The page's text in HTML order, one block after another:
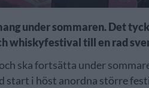
under sommaren. Det
whiskyfestival till en rad
ska fortsätta under
start i höst anordna större